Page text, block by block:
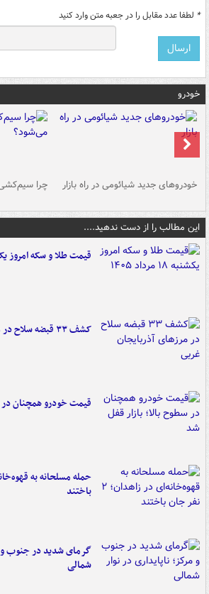
* لطفا عدد مقابل را در جعبه متن وارد کنید
خودرو
خودروهای جدید شیائومی در راه بازار چرا
این مطالب را از دست ندهید....
قیمت طلا و سکه امروز یکشنبه ۱۸
کشف ۳۳ قبضه سلاح در مرزهای آذربایجان غربی
قیمت خودرو همچنان در
باختند
گرمای شدید در جنوب و
شمالی